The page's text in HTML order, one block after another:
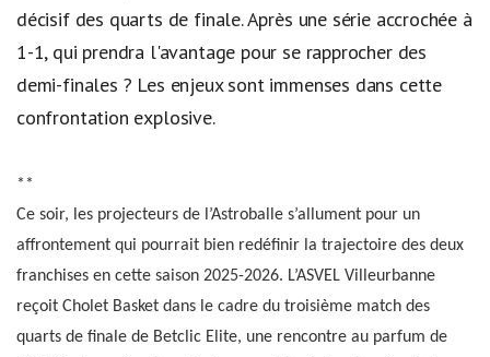
décisif des quarts de finale. Après une série accrochée à
1-1, qui prendra l'avantage pour se rapprocher des
demi-finales ? Les enjeux sont immenses dans cette
confrontation explosive.
**
Ce soir, les projecteurs de l’Astroballe s’allument pour un
affrontement qui pourrait bien redéfinir la trajectoire des deux
franchises en cette saison 2025-2026. L’ASVEL Villeurbanne
reçoit Cholet Basket dans le cadre du troisième match des
quarts de finale de Betclic Elite, une rencontre au parfum de